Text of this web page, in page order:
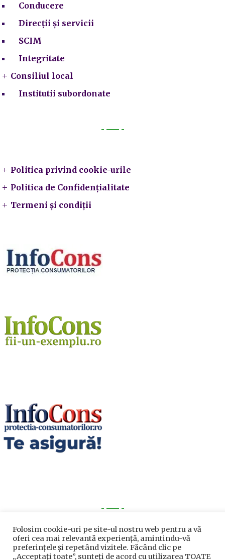
Conducere
Direcții și servicii
SCIM
Integritate
Consiliul local
Institutii subordonate
Politica privind cookie-urile
Politica de Confidențialitate
Termeni și condiții
Utile
Folosim cookie-uri pe site-ul nostru web pentru a vă
oferi cea mai relevantă experiență, amintindu-vă
preferințele și repetând vizitele. Făcând clic pe
„Acceptați toate”, sunteți de acord cu utilizarea TOATE